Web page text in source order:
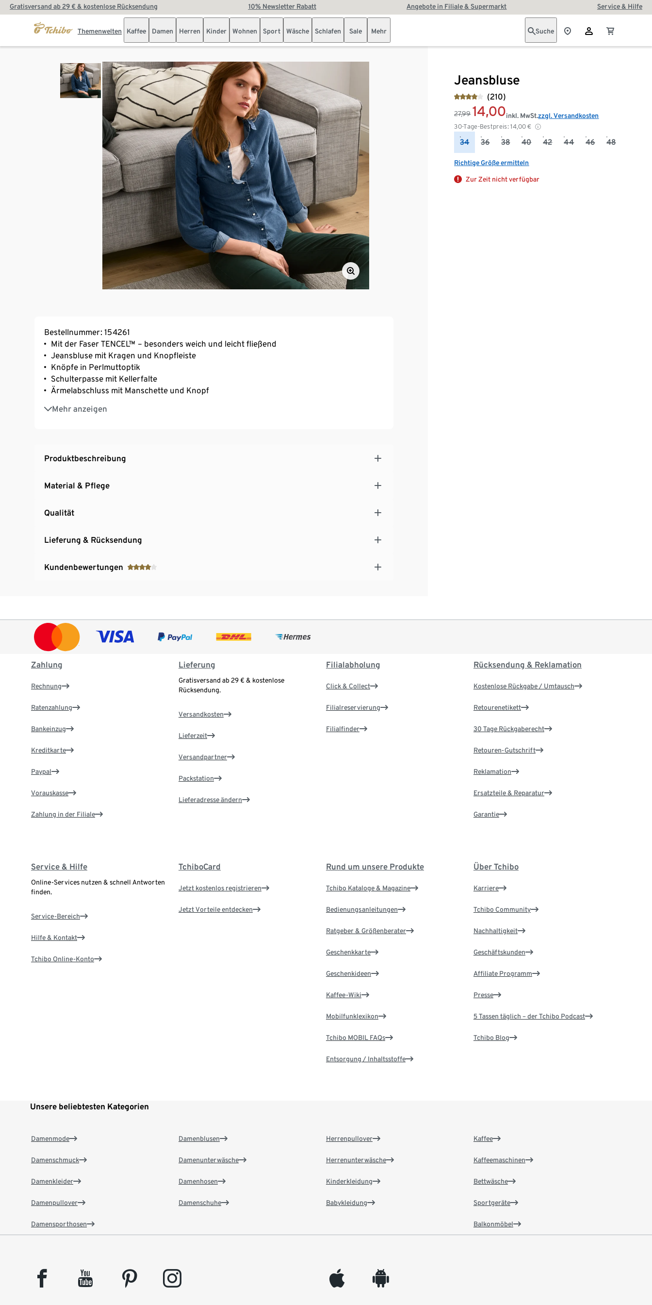
Gratisversand ab 29 € & kostenlose Rücksendung 10% Newsletter Rabatt Angebote in Filiale & Supermarkt Service & Hilfe
Themenwelten Kaffee Damen Herren Kinder Wohnen Sport Wäsche Schlafen Sale Mehr Suche
Jeansbluse
(210)
27,99 14,00
30-Tage-Bestpreis: 14,00 €
inkl. MwSt.zzgl. Versandkosten
34 36 38 40 42 44 46 48
Richtige Größe ermitteln
Zur Zeit nicht verfügbar
Bestellnummer: 154261
Mit der Faser TENCEL™ – besonders weich und leicht fließend
Jeansbluse mit Kragen und Knopfleiste
Knöpfe in Perlmuttoptik
Schulterpasse mit Kellerfalte
Ärmelabschluss mit Manschette und Knopf
Mehr anzeigen
Abgerundeter Saum
Produktbeschreibung
Material & Pflege
Qualität
Lieferung & Rücksendung
Kundenbewertungen
Zahlung
Rechnung
Ratenzahlung
Bankeinzug
Kreditkarte
Paypal
Vorauskasse
Zahlung in der Filiale
Lieferung
Gratisversand ab 29 € & kostenlose
Rücksendung.
Versandkosten
Lieferzeit
Versandpartner
Packstation
Lieferadresse ändern
Filialabholung
Click & Collect
Filialreservierung
Filialfinder
Rücksendung & Reklamation
Kostenlose Rückgabe / Umtausch
Retourenetikett
30 Tage Rückgaberecht
Retouren-Gutschrift
Reklamation
Ersatzteile & Reparatur
Garantie
Service & Hilfe
Online-Services nutzen & schnell Antworten
finden.
Service-Bereich
Hilfe & Kontakt
Tchibo Online-Konto
TchiboCard
Jetzt kostenlos registrieren
Jetzt Vorteile entdecken
Rund um unsere Produkte
Tchibo Kataloge & Magazine
Bedienungsanleitungen
Ratgeber & Größenberater
Geschenkkarte
Geschenkideen
Kaffee-Wiki
Mobilfunklexikon
Tchibo MOBIL FAQs
Entsorgung / Inhaltsstoffe
Über Tchibo
Karriere
Tchibo Community
Nachhaltigkeit
Geschäftskunden
Affiliate Programm
Presse
5 Tassen täglich – der Tchibo Podcast
Tchibo Blog
Unsere beliebtesten Kategorien
Damenmode
Damenschmuck
Damenkleider
Damenpullover
Damensporthosen
Damenblusen
Damenunterwäsche
Damenhosen
Damenschuhe
Herrenpullover
Herrenunterwäsche
Kinderkleidung
Babykleidung
Kaffee
Kaffeemaschinen
Bettwäsche
Sportgeräte
Balkonmöbel
facebook youtube pinterest instagram appleinc android